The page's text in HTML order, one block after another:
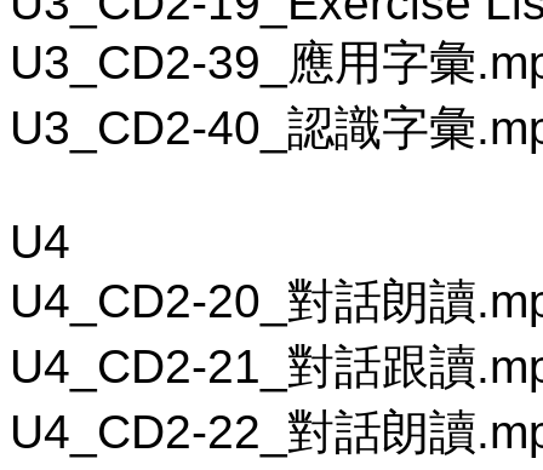
U3_CD2-39_應用字彙
U3_CD2-40_認識字彙
U4
U4_CD2-20_對話朗讀
U4_CD2-21_對話跟讀
U4_CD2-22_對話朗讀